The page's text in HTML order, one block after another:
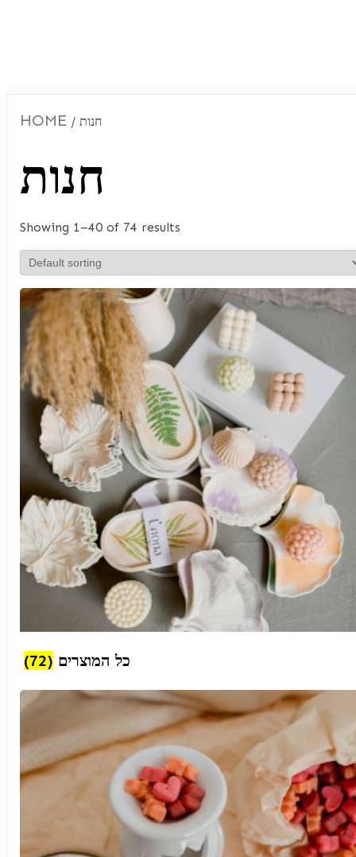
HOME / חנות
חנות
Showing 1–40 of 74 results
כל המוצרים (72)